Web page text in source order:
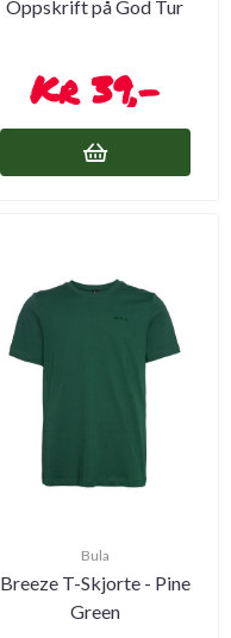
Oppskrift på God Tur
39,-
Bula
Breeze T-Skjorte - Pine
Green